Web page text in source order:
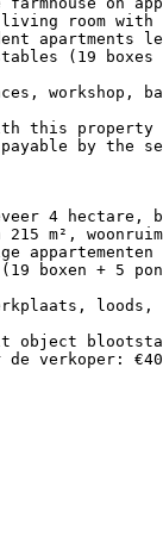
living room
apartments
(19
this
by the
4
215 m²,
boxen + 5
object
de verkoper: